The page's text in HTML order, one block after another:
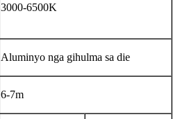
3000-6500K
Aluminyo nga gihulma sa die
6-7m